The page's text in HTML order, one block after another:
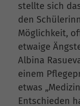
stellte sich
den
Möglichkeit,
etwaige
Albina
einem
etwas
Entschieden